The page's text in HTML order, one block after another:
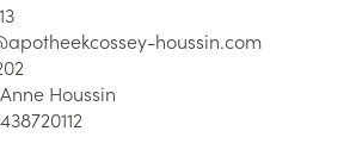
apotheekcossey-houssin.com
Anne Houssin